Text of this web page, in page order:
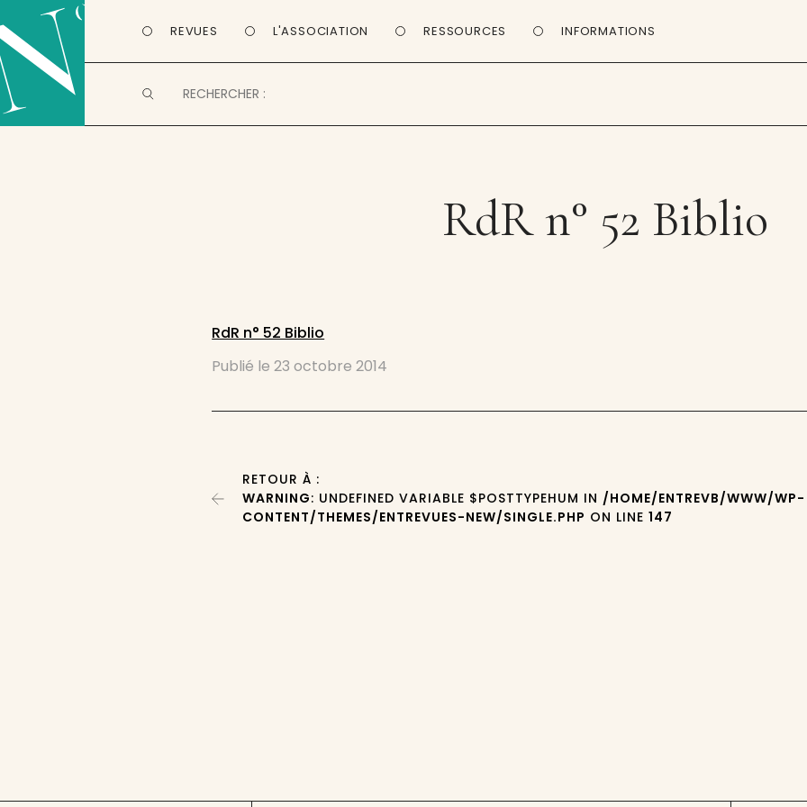
REVUES L'ASSOCIATION RESSOURCES INFORMATIONS
RdR n° 52 Biblio
RdR n° 52 Biblio
Publié le23 octobre 2014
RETOUR À :
WARNING: UNDEFINED VARIABLE $POSTTYPEHUM IN /HOME/ENTREVB/WWW/WP-
CONTENT/THEMES/ENTREVUES-NEW/SINGLE.PHP ON LINE147